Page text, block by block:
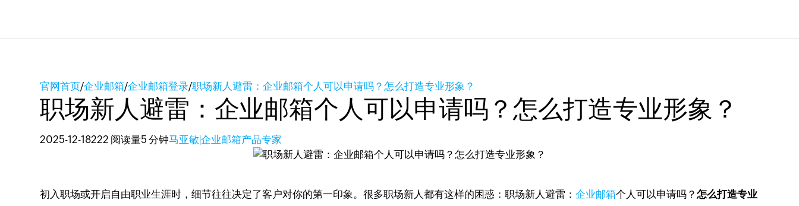
官网首页/企业邮箱/企业邮箱登录/职场新人避雷：企业邮箱个人可以申请吗？怎么打造专业形象？
职场新人避雷：企业邮箱个人可以申请吗？怎么打造专业形象？
2025-12-18222 阅读量5 分钟马亚敏|企业邮箱产品专家
初入职场或开启自由职业生涯时，细节往往决定了客户对你的第一印象。很多职场新人都有这样的困惑：职场新人避雷：企业邮箱个人可以申请吗？怎么打造专业